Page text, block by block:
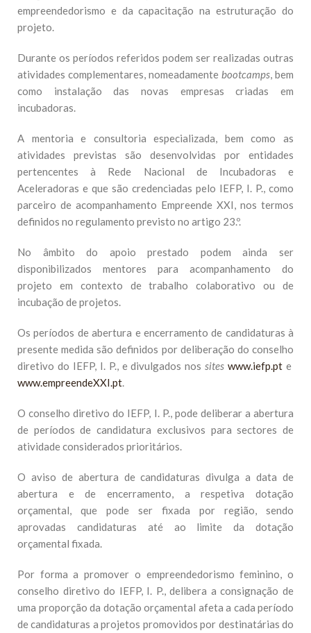
empreendedorismo e da capacitação na estruturação do
projeto.
Durante os períodos referidos podem ser realizadas outras
atividades complementares, nomeadamente bootcamps, bem
como instalação das novas empresas criadas em
incubadoras.
A mentoria e consultoria especializada, bem como as
atividades previstas são desenvolvidas por entidades
pertencentes à Rede Nacional de Incubadoras e
Aceleradoras e que são credenciadas pelo IEFP, I. P., como
parceiro de acompanhamento Empreende XXI, nos termos
definidos no regulamento previsto no artigo 23.º.
No âmbito do apoio prestado podem ainda ser
disponibilizados mentores para acompanhamento do
projeto em contexto de trabalho colaborativo ou de
incubação de projetos.
Os períodos de abertura e encerramento de candidaturas à
presente medida são definidos por deliberação do conselho
diretivo do IEFP, I. P., e divulgados nossites www.iefp.pt e
www.empreendeXXI.pt.
O conselho diretivo do IEFP, I. P., pode deliberar a abertura
de períodos de candidatura exclusivos para sectores de
atividade considerados prioritários.
O aviso de abertura de candidaturas divulga a data de
abertura e de encerramento, a respetiva dotação
orçamental, que pode ser fixada por região, sendo
aprovadas candidaturas até ao limite da dotação
orçamental fixada.
Por forma a promover o empreendedorismo feminino, o
conselho diretivo do IEFP, I. P., delibera a consignação de
uma proporção da dotação orçamental afeta a cada período
de candidaturas a projetos promovidos por destinatárias do